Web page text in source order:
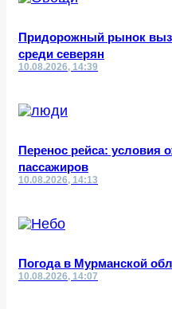
Придорожный рынок
среди северян
10.08.2026, 14:39
Перенос рейса: условия
пассажиров
10.08.2026, 14:13
Погода в Мурманской
10.08.2026, 14:07